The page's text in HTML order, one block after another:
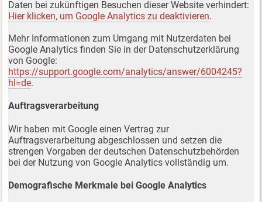
Daten bei zukünftigen Besuchen dieser Website verhindert:
Hier klicken, um Google Analytics zu deaktivieren.
Mehr Informationen zum Umgang mit Nutzerdaten bei
Google Analytics finden Sie in der Datenschutzerklärung
von Google:
https://support.google.com/analytics/answer/6004245?
hl=de.
Auftragsverarbeitung
Wir haben mit Google einen Vertrag zur
Auftragsverarbeitung abgeschlossen und setzen die
strengen Vorgaben der deutschen Datenschutzbehörden
bei der Nutzung von Google Analytics vollständig um.
Demografische Merkmale bei Google Analytics